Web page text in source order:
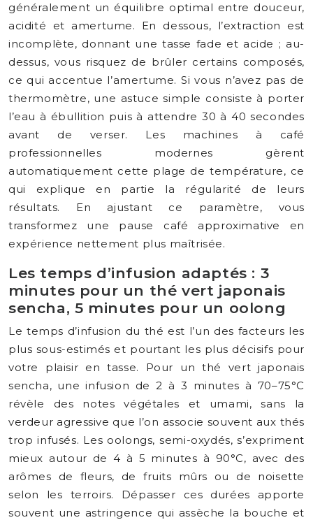
généralement un équilibre optimal entre douceur,
acidité et amertume. En dessous, l’extraction est
incomplète, donnant une tasse fade et acide ; au-
dessus, vous risquez de brûler certains composés,
ce qui accentue l’amertume. Si vous n’avez pas de
thermomètre, une astuce simple consiste à porter
l’eau à ébullition puis à attendre 30 à 40 secondes
avant de verser. Les machines à café
professionnelles modernes gèrent
automatiquement cette plage de température, ce
qui explique en partie la régularité de leurs
résultats. En ajustant ce paramètre, vous
transformez une pause café approximative en
expérience nettement plus maîtrisée.
Les temps d’infusion adaptés : 3
minutes pour un thé vert japonais
sencha, 5 minutes pour un oolong
Le temps d’infusion du thé est l’un des facteurs les
plus sous-estimés et pourtant les plus décisifs pour
votre plaisir en tasse. Pour un thé vert japonais
sencha, une infusion de 2 à 3 minutes à 70–75°C
révèle des notes végétales et umami, sans la
verdeur agressive que l’on associe souvent aux thés
trop infusés. Les oolongs, semi-oxydés, s’expriment
mieux autour de 4 à 5 minutes à 90°C, avec des
arômes de fleurs, de fruits mûrs ou de noisette
selon les terroirs. Dépasser ces durées apporte
souvent une astringence qui assèche la bouche et